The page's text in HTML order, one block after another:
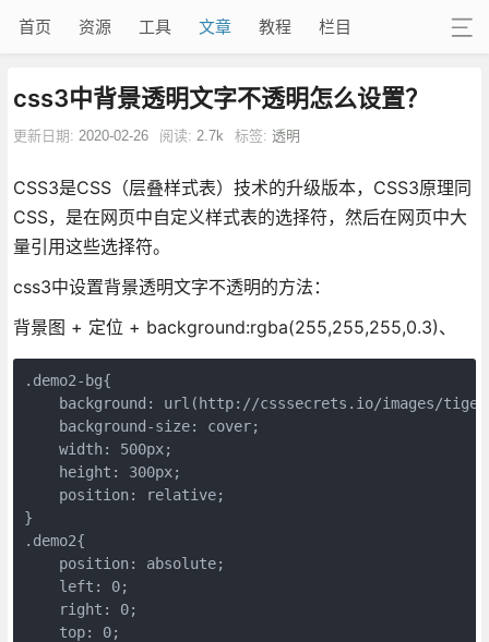
首页 资源 工具 文章 教程 栏目
css3中背景透明文字不透明怎么设置？
更新日期: 2020-02-26 阅读: 2.7k 标签: 透明
CSS3是CSS（层叠样式表）技术的升级版本，CSS3原理同
CSS，是在网页中自定义样式表的选择符，然后在网页中大
量引用这些选择符。
css3中设置背景透明文字不透明的方法：
背景图 + 定位 + background:rgba(255,255,255,0.3)、
.demo2-bg{
background: url(http://csssecrets.io/images/
    background-size: cover;
    width: 500px;
    height: 300px;
    position: relative;
}
.demo2{
    position: absolute;
    left: 0;
    right: 0;
    top: 0;